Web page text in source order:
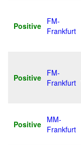
Positive
FM-
Frankfurt
Positive
FM-
Frankfurt
Positive
MM-
Frankfurt